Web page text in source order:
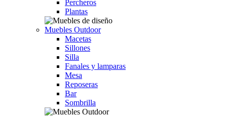
Percheros
Plantas
Muebles Outdoor
Macetas
Sillones
Silla
Fanales y lamparas
Mesa
Reposeras
Bar
Sombrilla